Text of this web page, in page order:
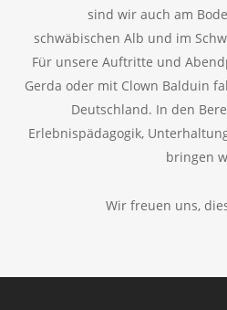
sind wir auch am
schwäbischen Alb und im
Für unsere Auftritte und
Gerda oder mit Clown Balduin
Deutschland. In den
Erlebnispädagogik,
bringen
Wir freuen uns,